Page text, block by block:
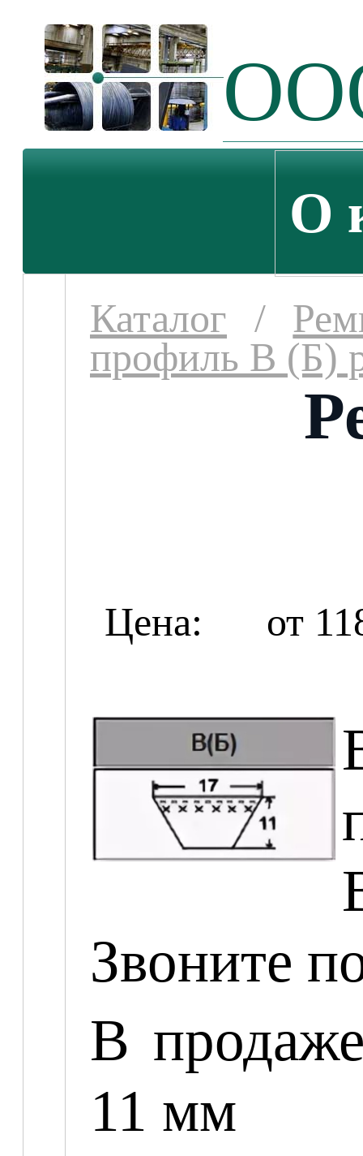
О
Каталог /
профиль В (Б)
Цена: от
Звоните
В
11 мм